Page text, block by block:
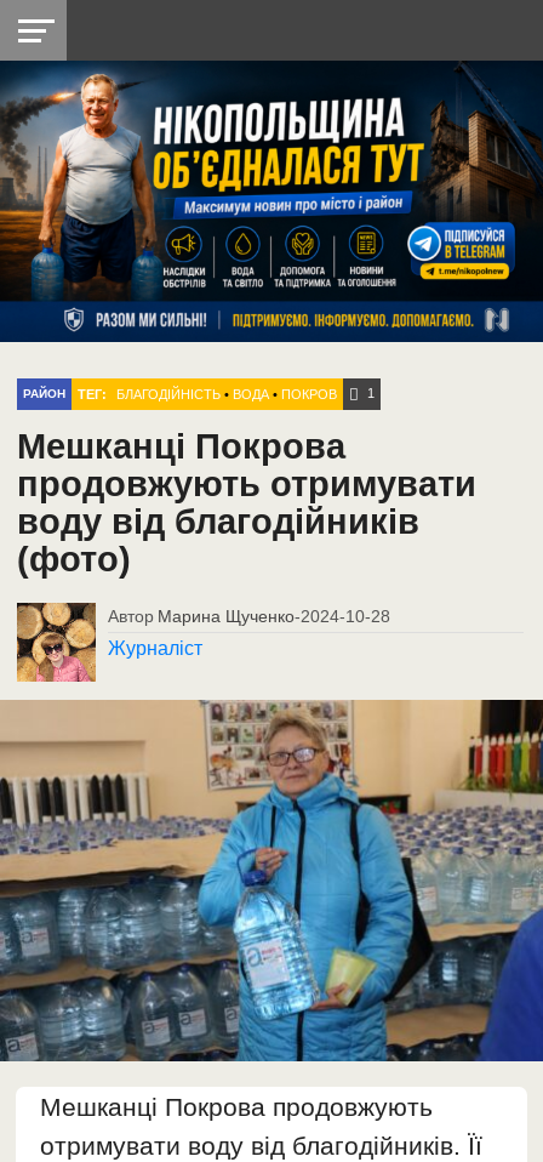
НІКОПОЛЬ
РАЙОН
СІЧЕСЛАВСЬКА
УКРАЇНА
РЕТРО
НІКОПОЛЬ
ЛАЙТ
УКРАЇНА
ДОПОМОГА
РАДІО
РАЙОН ТЕГ: БЛАГОДІЙНІСТЬ •ВОДА •ПОКРОВ 1
Мешканці Покрова
продовжують отримувати
воду від благодійників
(фото)
Автор Марина Щученко-2024-10-28
Журналіст
Мешканці Покрова продовжують
отримувати воду від благодійників. Її